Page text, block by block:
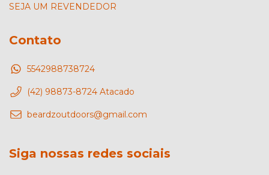
SEJA UM REVENDEDOR
Contato
5542988738724
(42) 98873-8724 Atacado
beardzoutdoors@gmail.com
Siga nossas redes sociais